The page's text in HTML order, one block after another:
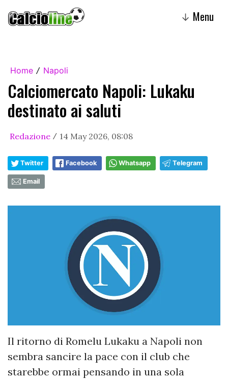
↓ Menu
Home / Napoli
Calciomercato Napoli: Lukaku
destinato ai saluti
Redazione / 14 May 2026, 08:08
Twitter Facebook Whatsapp Telegram
Email
Il ritorno di Romelu Lukaku a Napoli non
sembra sancire la pace con il club che
starebbe ormai pensando in una sola